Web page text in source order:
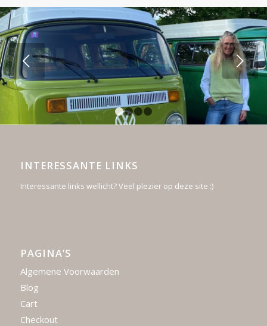
Volgende
1
INTERESSANTE LINKS
Interessante links wellicht? Veel plezier op deze site :)
PAGINA’S
Algemene Voorwaarden
Blog
Cart
Checkout